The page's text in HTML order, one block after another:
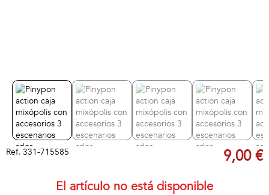
Ref. 331-715585 9,00 €
El artículo no está disponible